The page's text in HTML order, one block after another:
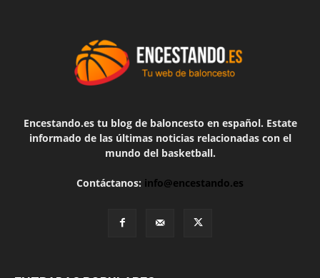
Encestando.es tu blog de baloncesto en español. Estate
informado de las últimas noticias relacionadas con el
mundo del basketball.
Contáctanos: info@encestando.es